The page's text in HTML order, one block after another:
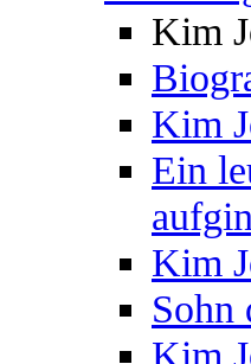
Kim
Kim
Ein
Kim
Sohn
Kim